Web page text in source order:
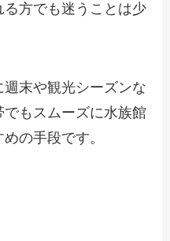
方でも迷うことは少
末や観光シーズンな
もスムーズに水族館
の手段です。